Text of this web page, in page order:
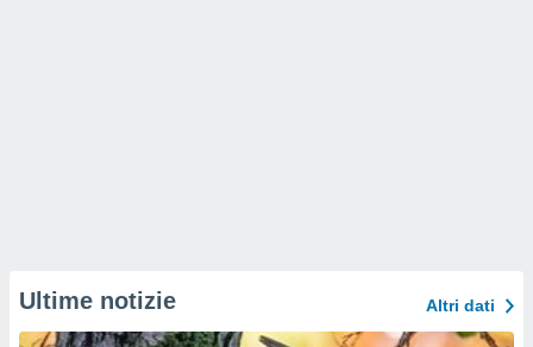
Ultime notizie Altri dati